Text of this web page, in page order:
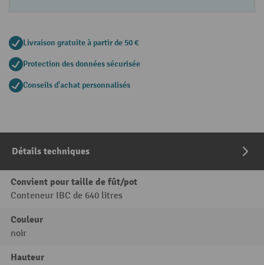
Livraison gratuite à partir de 50 €
Protection des données sécurisée
Conseils d'achat personnalisés
Détails techniques
Convient pour taille de fût/pot
Conteneur IBC de 640 litres
Couleur
noir
Hauteur